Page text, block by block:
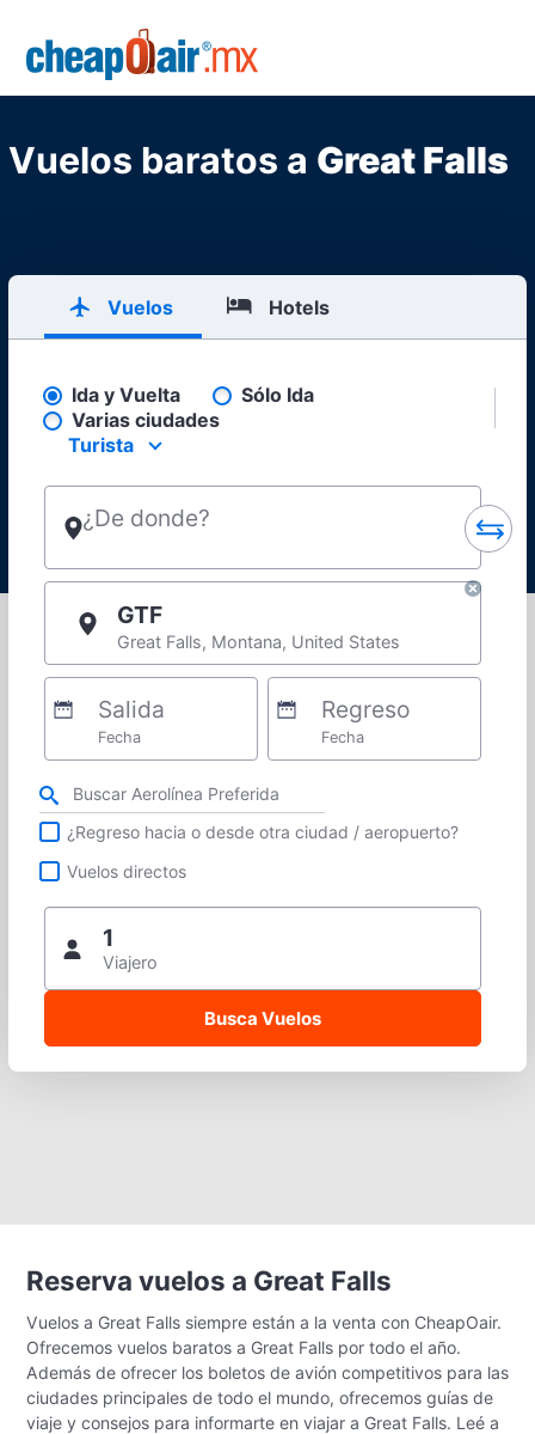
Skip to main content
Vuelos baratos a Great Falls
Vuelos Hotels
Pick your flight type
Ida y Vuelta
Sólo Ida
Varias ciudades
Select your preferred seating class.
Turista
¿De donde?
GTF
Great Falls, Montana, United States
Salida
Fecha
Regreso
Fecha
Refina tu búsqueda por aerolínea, ciudad o aeropuerto o vuelos directos
¿Regreso hacia o desde otra ciudad / aeropuerto?
Vuelos directos
1
Viajero
Reserva vuelos a Great Falls
Vuelos a Great Falls siempre están a la venta con CheapOair.
Ofrecemos vuelos baratos a Great Falls por todo el año.
Además de ofrecer los boletos de avión competitivos para las
ciudades principales de todo el mundo, ofrecemos guías de
viaje y consejos para informarte en viajar a Great Falls. Leé a